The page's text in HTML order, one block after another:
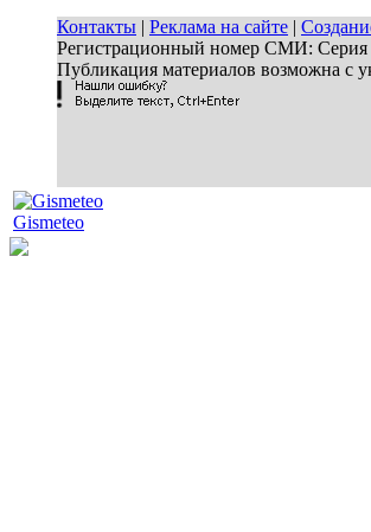
Контакты | Реклама на сайте |
Регистрационный номер СМИ: Серия
Публикация материалов возможна с
Gismeteo